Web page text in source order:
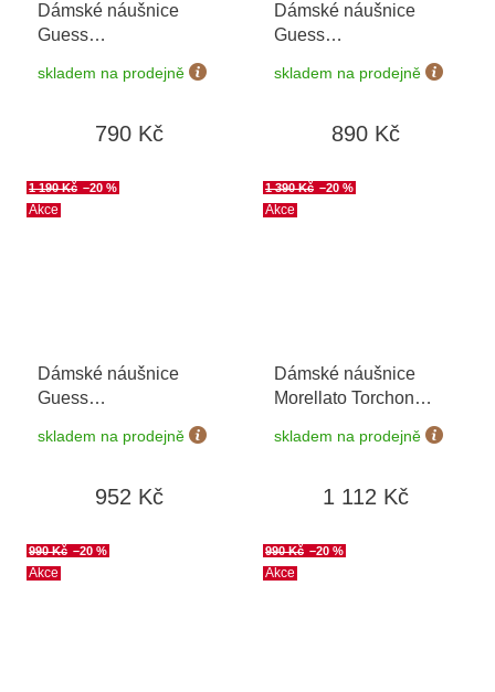
Dámské náušnice
Guess
JUBE04081JWYGWHT/U
skladem na prodejně
790 Kč
Dámské náušnice
Guess
JUBE06040JWYGWHT/U
skladem na prodejně
890 Kč
Akce
1 190 Kč –20 %
Dámské náušnice
Guess
JUBE04084JWYGBKT/U
skladem na prodejně
952 Kč
Akce
1 390 Kč –20 %
Dámské náušnice
Morellato Torchon
skladem na prodejně
1 112 Kč
Akce
990 Kč –20 %
Akce
990 Kč –20 %